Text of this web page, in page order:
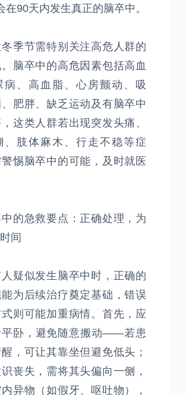
在90天内发生真正的脑卒中。
季节需特别关注高危人群的
脑卒中的高危因素包括高血
病、高血脂、心房颤动、吸
肥胖、缺乏运动及有脑卒中
这类人群若出现突发头痛、
、肢体麻木、行走不稳等症
惕脑卒中的可能，及时就医
的急救要点：正确处理，为
间
疑似发生脑卒中时，正确的
为后续治疗奠定基础，错误
则可能加重病情。首先，应
平卧，避免随意搬动——若患
，可让其靠坐但避免低头；
丧失，需将其头偏向一侧，
异物（如假牙、呕吐物），